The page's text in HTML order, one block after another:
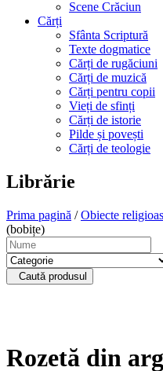
Scene Crăciun
Cărți
Sfânta Scriptură
Texte dogmatice
Cărți de rugăciuni
Cărți de muzică
Cărți pentru copii
Vieți de sfinți
Cărți de istorie
Pilde și povești
Cărți de teologie
Librărie
Prima pagină /Obiecte
(bobițe)
Caută produsul
Rozetă din